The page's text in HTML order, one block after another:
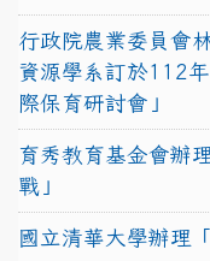
行政院農業委員會
資源學系訂於112
際保育研討會」
育秀教育基金會辦
戰」
國立清華大學辦理